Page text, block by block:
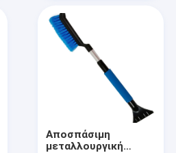
Αποσπάσιμη
μεταλλουργική